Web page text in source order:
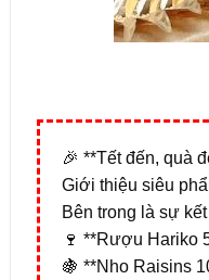
🎉 **Tết đến, quà
Giới thiệu siêu
Bên trong là sự
🍷 **Rượu Hariko
🍇 **Nho Raisins